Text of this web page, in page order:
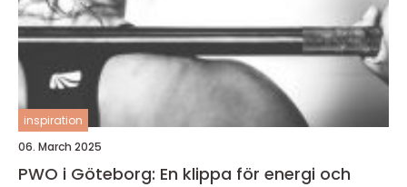
inspiration
06. March 2025
PWO i Göteborg: En klippa för energi och